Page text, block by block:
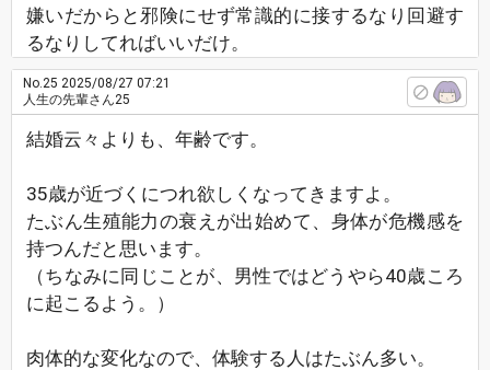
嫌いだからと邪険にせず常識的に接するなり回避す
るなりしてればいいだけ。
No.25 2025/08/27 07:21
人生の先輩さん25
結婚云々よりも、年齢です。
35歳が近づくにつれ欲しくなってきますよ。
たぶん生殖能力の衰えが出始めて、身体が危機感を
持つんだと思います。
（ちなみに同じことが、男性ではどうやら40歳ころ
に起こるよう。）
肉体的な変化なので、体験する人はたぶん多い。